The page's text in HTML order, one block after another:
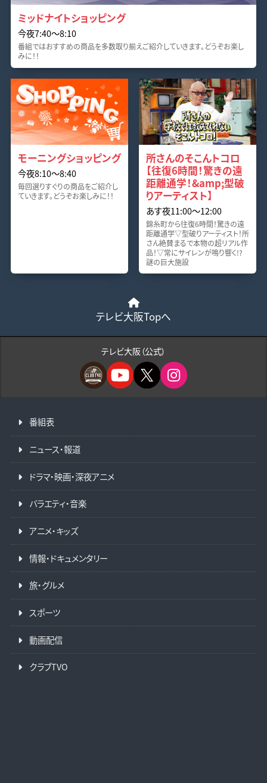
ミッドナイトショッピング
今夜7:40〜8:10
番組ではおすすめの商品を多数取り揃えご紹介していきます。どうぞお楽し
みに！！
モーニングショッピング
今夜8:10〜8:40
毎回選りすぐりの商品をご紹介し
ていきます。どうぞお楽しみに！！
所さんのそこんトコロ
【往復6時間！驚きの遠
距離通学！&amp;型破
りアーティスト】
あす夜11:00〜12:00
錦糸町から往復6時間！驚きの遠
距離通学▽型破りアーティスト！所
さん絶賛まるで本物の超リアル作
品！▽常にサイレンが鳴り響く!?
謎の巨大施設
テレビ大阪Topへ
テレビ大阪（公式）
番組表
ニュース・報道
ドラマ・映画・深夜アニメ
バラエティ・音楽
アニメ・キッズ
情報・ドキュメンタリー
旅・グルメ
スポーツ
動画配信
クラブTVO